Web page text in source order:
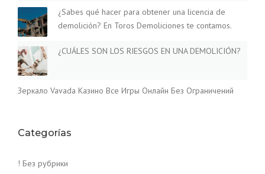
¿Sabes qué hacer para obtener una licencia de
demolición? En Toros Demoliciones te contamos.
¿CUÁLES SON LOS RIESGOS EN UNA DEMOLICIÓN?
Зеркало Vavada Казино Все Игры Онлайн Без Ограничений
Categorías
! Без рубрики